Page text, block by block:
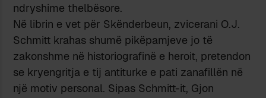
ndryshime thelbësore.
Në librin e vet për Skënderbeun, zvicerani O.J.
Schmitt krahas shumë pikëpamjeve jo të
zakonshme në historiografinë e heroit, pretendon
se kryengritja e tij antiturke e pati zanafillën në
një motiv personal. Sipas Schmitt-it, Gjon